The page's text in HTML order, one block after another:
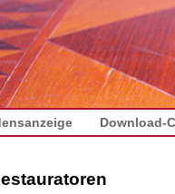
Download-